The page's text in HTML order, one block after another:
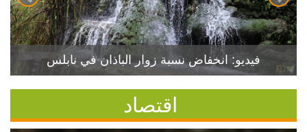
فيديو: انخفاض نسبة زوار الباذان في نابلس
اقتصاد